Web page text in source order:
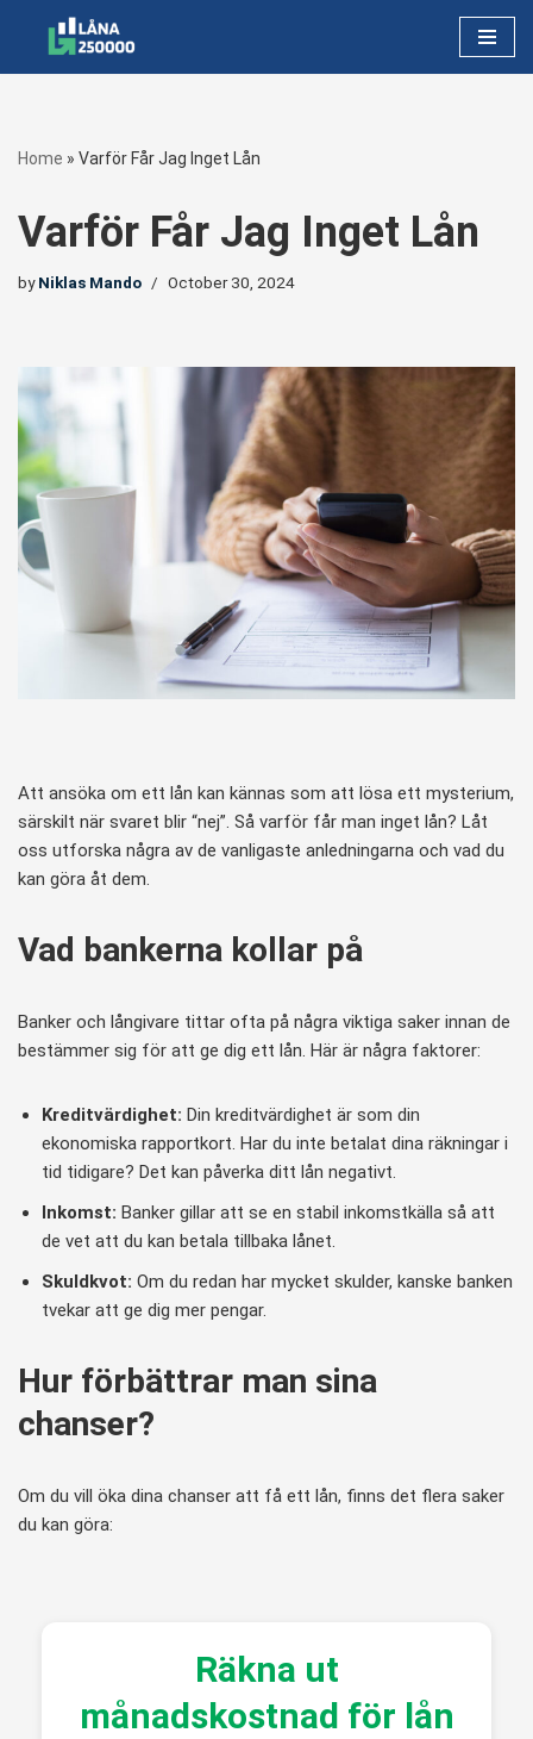
Home » Varför Får Jag Inget Lån
Varför Får Jag Inget Lån
byNiklas Mando October 30, 2024
Att ansöka om ett lån kan kännas som att lösa ett mysterium,
särskilt när svaret blir “nej”. Så varför får man inget lån? Låt
oss utforska några av de vanligaste anledningarna och vad du
kan göra åt dem.
Vad bankerna kollar på
Banker och långivare tittar ofta på några viktiga saker innan de
bestämmer sig för att ge dig ett lån. Här är några faktorer:
Kreditvärdighet: Din kreditvärdighet är som din
ekonomiska rapportkort. Har du inte betalat dina räkningar i
tid tidigare? Det kan påverka ditt lån negativt.
Inkomst: Banker gillar att se en stabil inkomstkälla så att
de vet att du kan betala tillbaka lånet.
Skuldkvot: Om du redan har mycket skulder, kanske banken
tvekar att ge dig mer pengar.
Hur förbättrar man sina
chanser?
Om du vill öka dina chanser att få ett lån, finns det flera saker
du kan göra:
Räkna ut
månadskostnad för lån